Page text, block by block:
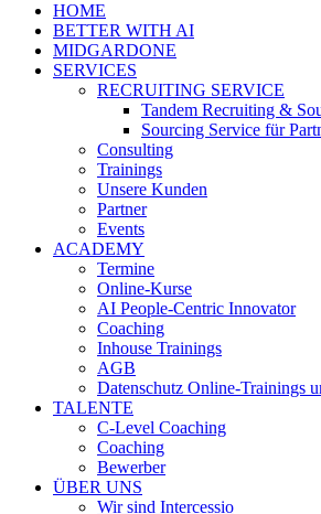
HOME
BETTER WITH AI
MIDGARDONE
SERVICES
RECRUITING SERVICE
Tandem Recruiting &
Sourcing Service für
Consulting
Trainings
Unsere Kunden
Partner
Events
ACADEMY
Termine
Online-Kurse
AI People-Centric Innovator
Coaching
Inhouse Trainings
AGB
Datenschutz Online-Trainings
TALENTE
C-Level Coaching
Coaching
Bewerber
ÜBER UNS
Wir sind Intercessio